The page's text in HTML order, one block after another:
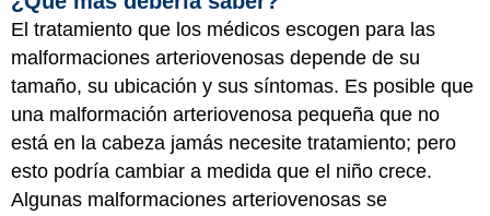
El tratamiento que los médicos escogen para las
malformaciones arteriovenosas depende de su
tamaño, su ubicación y sus síntomas. Es posible que
una malformación arteriovenosa pequeña que no
está en la cabeza jamás necesite tratamiento; pero
esto podría cambiar a medida que el niño crece.
Algunas malformaciones arteriovenosas se